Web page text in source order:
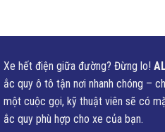
Xe hết điện giữa đường? Đừng lo!
ắc quy ô tô tận nơi nhanh chóng –
một cuộc gọi, kỹ thuật viên sẽ có
ắc quy phù hợp cho xe của bạn.